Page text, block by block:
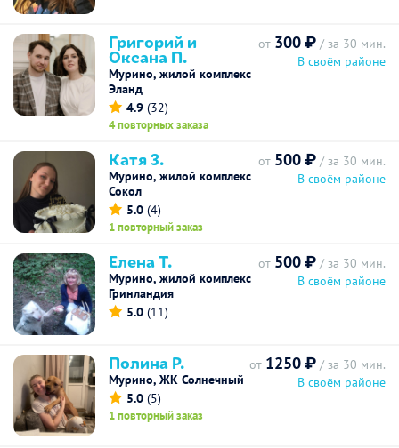
Григорий и
Оксана П.
Мурино, жилой комплекс
Эланд
4.9 (32)
4 повторных заказа
от 300 ₽ / за 30 мин.
В своём районе
Катя З.
Мурино, жилой комплекс
Сокол
5.0 (4)
1 повторный заказ
от 500 ₽ / за 30 мин.
В своём районе
Елена Т.
Мурино, жилой комплекс
Гринландия
5.0 (11)
от 500 ₽ / за 30 мин.
В своём районе
Полина Р.
Мурино, ЖК Солнечный
5.0 (5)
1 повторный заказ
от 1250 ₽ / за 30 мин.
В своём районе